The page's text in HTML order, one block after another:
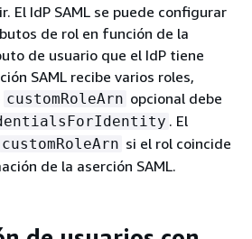
El IdP SAML se puede configurar
de rol en función de la
de usuario que el IdP tiene
SAML recibe varios roles,
customRoleArn opcional debe
. El
customRoleArn si el rol coincide
de la aserción SAML.